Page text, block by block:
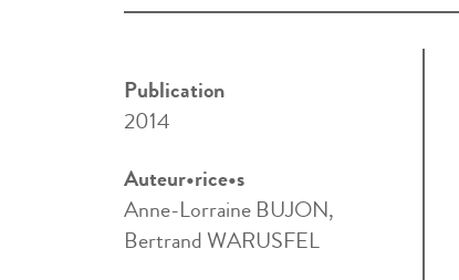
Publication
2014
Auteur•rice•s
Anne-Lorraine BUJON,
Bertrand WARUSFEL